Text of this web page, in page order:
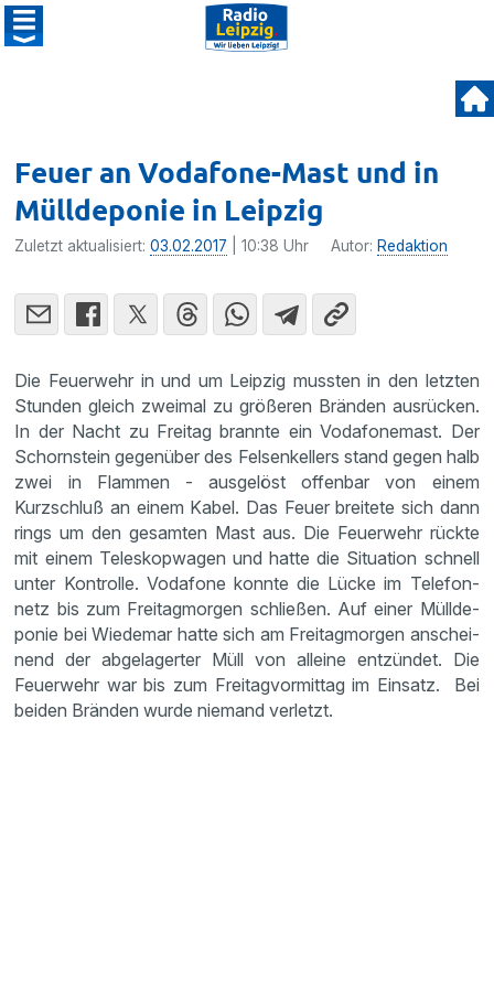
Feuer an Vodafone-Mast und in
Mülldeponie in Leipzig
Zuletzt aktualisiert:03.02.2017 | 10:38 Uhr Autor: Redaktion
Die Feuer­wehr in und um Leipzig mussten in den letzten
Stunden gleich zweimal zu größeren Bränden ausrü­cken.
In der Nacht zu Freitag brannte ein Vodafo­ne­mast. Der
Schorn­stein gegen­über des Felsen­kel­lers stand gegen halb
zwei in Flammen - ausge­löst offenbar von einem
Kurzschluß an einem Kabel. Das Feuer breitete sich dann
rings um den gesamten Mast aus. Die Feuer­wehr rückte
mit einem Teleskop­wagen und hatte die Situa­tion schnell
unter Kontrolle. Vodafone konnte die Lücke im Telefon­
netz bis zum Freitag­morgen schließen. Auf einer Müllde­
ponie bei Wiedemar hatte sich am Freitag­morgen anschei­
nend der abgela­gerter Müll von alleine entzündet. Die
Feuer­wehr war bis zum Freitag­vor­mittag im Einsatz. Bei
beiden Bränden wurde niemand verletzt.